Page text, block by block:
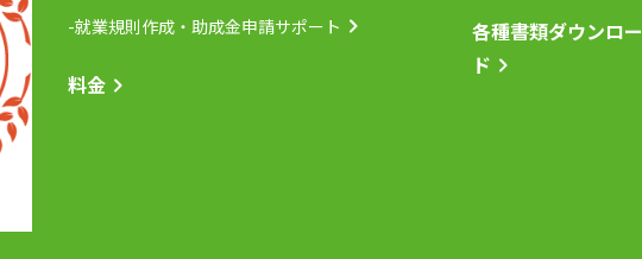
-就業規則作成・助成金申請サポート
料金
各種書類ダウンロー
ド